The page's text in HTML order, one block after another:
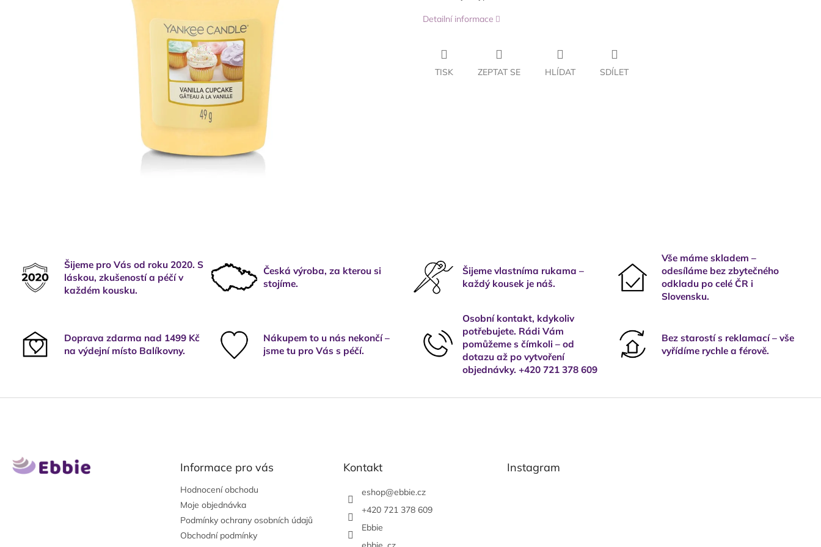
Detailní informace
TISK ZEPTAT SE HLÍDAT SDÍLET
Šijeme pro Vás od roku 2020. S
láskou, zkušeností a péčí v
každém kousku.
Česká výroba, za kterou si
stojíme.
Šijeme vlastníma rukama –
každý kousek je náš.
Vše máme skladem –
odesíláme bez zbytečného
odkladu po celé ČR i
Slovensku.
Doprava zdarma nad 1499 Kč
na výdejní místo Balíkovny.
Nákupem to u nás nekončí –
jsme tu pro Vás s péčí.
Osobní kontakt, kdykoliv
potřebujete. Rádi Vám
pomůžeme s čímkoli – od
dotazu až po vytvoření
objednávky. +420 721 378 609
Bez starostí s reklamací – vše
vyřídíme rychle a férově.
Informace pro vás
Hodnocení obchodu
Moje objednávka
Podmínky ochrany osobních údajů
Obchodní podmínky
Kontakt
eshop@ebbie.cz
+420 721 378 609
Ebbie
Instagram